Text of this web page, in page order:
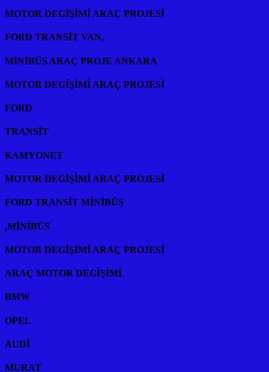
MOTOR DEGİŞİMİ ARAÇ PROJESİ
FORD TRANSİT VAN,
MİNİBÜS ARAÇ PROJE ANKARA
MOTOR DEGİŞİMİ ARAÇ PROJESİ
FORD
TRANSİT
KAMYONET
MOTOR DEGİŞİMİ ARAÇ PROJESİ
FORD TRANSİT MİNİBÜS
,MİNİBÜS
MOTOR DEGİŞİMİ ARAÇ PROJESİ
ARAÇ MOTOR DEGİŞİMİ
BMW
OPEL
AUDİ
MURAT